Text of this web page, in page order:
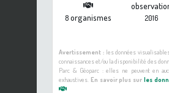
8organismes 2016
Avertissement :les données
connaissances et/ou la disponibilité des
Parc & Géoparc : elles ne peuvent en
exhaustives. En savoir plus sur les